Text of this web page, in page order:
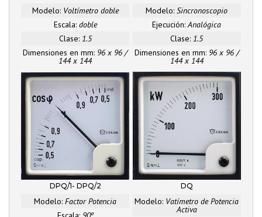
Modelo: Voltímetro doble
Escala: doble
Clase: 1.5
Dimensiones en mm: 96 x 96 /
144 x 144
Modelo: Sincronoscopio
Ejecución: Analógica
Clase: 1.5
Dimensiones en mm: 96 x 96 /
144 x 144
DPQ/1- DPQ/2
Modelo: Factor Potencia
DQ
Modelo: Vatímetro de Potencia
Activa